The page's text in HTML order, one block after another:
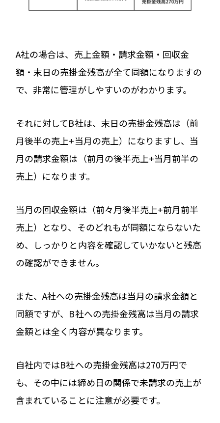
A社の場合は、売上金額・請求金額・回収金
額・末日の売掛金残高が全て同額になりますの
で、非常に管理がしやすいのがわかります。
それに対してB社は、末日の売掛金残高は（前
月後半の売上+当月の売上）になりますし、当
月の請求金額は（前月の後半売上+当月前半の
売上）になります。
当月の回収金額は（前々月後半売上+前月前半
売上）となり、そのどれもが同額にならないた
め、しっかりと内容を確認していかないと残高
の確認ができません。
また、A社への売掛金残高は当月の請求金額と
同額ですが、B社への売掛金残高は当月の請求
金額とは全く内容が異なります。
自社内ではB社への売掛金残高は270万円で
も、その中には締め日の関係で未請求の売上が
含まれていることに注意が必要です。